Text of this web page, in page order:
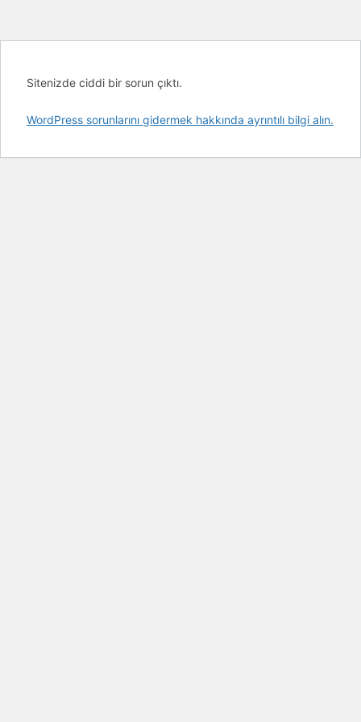
Sitenizde ciddi bir sorun çıktı.
WordPress sorunlarını gidermek hakkında ayrıntılı bilgi alın.